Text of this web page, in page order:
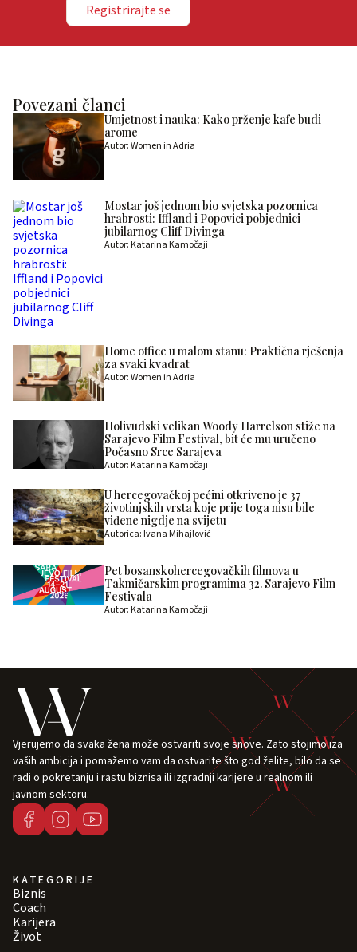
Registrirajte se
Povezani članci
Umjetnost i nauka: Kako prženje kafe budi
arome
Autor: Women in Adria
Mostar još jednom bio svjetska pozornica
hrabrosti: Iffland i Popovici pobjednici
jubilarnog Cliff Divinga
Autor: Katarina Kamočaji
Home office u malom stanu: Praktična rješenja
za svaki kvadrat
Autor: Women in Adria
Holivudski velikan Woody Harrelson stiže na
Sarajevo Film Festival, bit će mu uručeno
Počasno Srce Sarajeva
Autor: Katarina Kamočaji
U hercegovačkoj pećini otkriveno je 37
životinjskih vrsta koje prije toga nisu bile
viđene nigdje na svijetu
Autorica: Ivana Mihajlović
Pet bosanskohercegovačkih filmova u
Takmičarskim programima 32. Sarajevo Film
Festivala
Autor: Katarina Kamočaji
Vjerujemo da svaka žena može ostvariti svoje snove. Zato stojimo iza
vaših ambicija i pomažemo vam da ostvarite što god želite, bilo da se
radi o pokretanju i rastu biznisa ili izgradnji karijere u realnom ili
javnom sektoru.
KATEGORIJE
Biznis
Coach
Karijera
Život